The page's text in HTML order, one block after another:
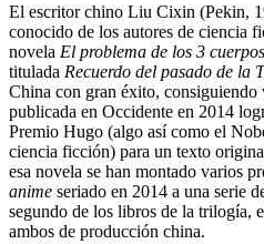
El escritor chino Liu Cixin (Pekin,
conocido de los autores de ciencia
novela El problema de los 3 cuerpos
titulada Recuerdo del pasado de la
China con gran éxito, consiguiendo
publicada en Occidente en 2014
Premio Hugo (algo así como el
ciencia ficción) para un texto
esa novela se han montado varios
anime seriado en 2014 a una serie
segundo de los libros de la trilogía,
ambos de producción china.